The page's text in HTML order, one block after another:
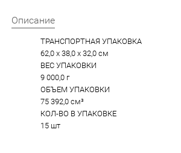
Описание
ТРАНСПОРТНАЯ УПАКОВКА
62,0 x 38,0 x 32,0 см
ВЕС УПАКОВКИ
9 000,0 г
ОБЪЕМ УПАКОВКИ
75 392,0 см³
КОЛ-ВО В УПАКОВКЕ
15 шт